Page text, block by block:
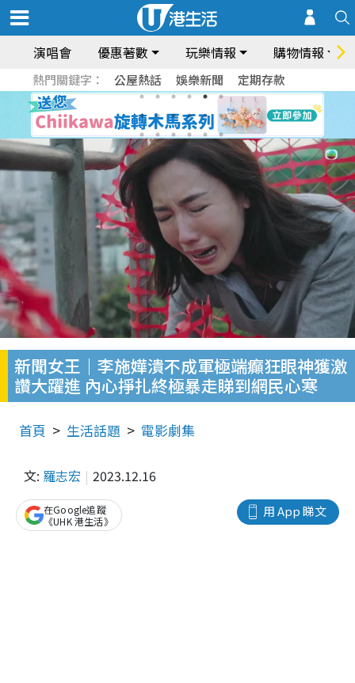
演唱會 優惠著數 玩樂情報 購物情報
熱門關鍵字： 公屋熱話 娛樂新聞 定期存款
​​新聞女王｜李施嬅潰不成軍極端癲狂眼神獲激
讚大躍進 內心掙扎終極暴走睇到網民心寒
首頁 生活話題 電影劇集
文: 羅志宏 2023.12.16
用 App 睇文
在Google追蹤
《UHK 港生活》